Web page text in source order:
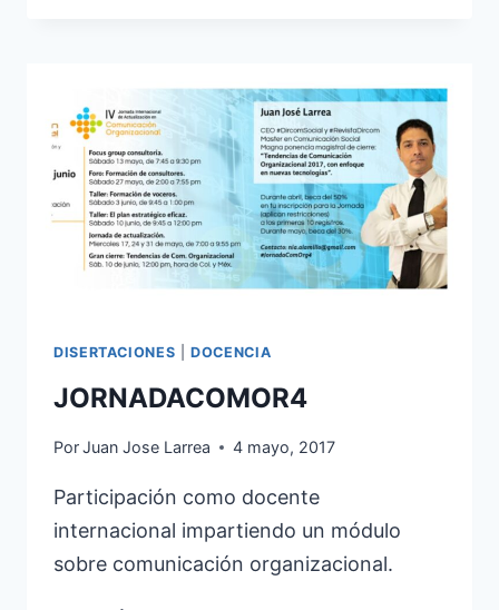
COMUNICACIÓN
ESTRATÉGICA
EN
LAS
ORGANIZACIONES
DISERTACIONES |DOCENCIA
JORNADACOMOR4
PorJuan Jose Larrea 4 mayo, 2017
Participación como docente
internacional impartiendo un módulo
sobre comunicación organizacional.